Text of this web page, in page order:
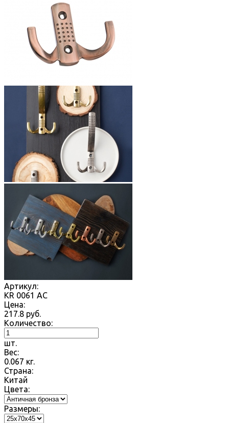
Артикул:
KR 0061 AC
Цена:
217.8 руб.
Количество:
шт.
Вес:
0.067 кг.
Страна:
Китай
Цвета:
Размеры: